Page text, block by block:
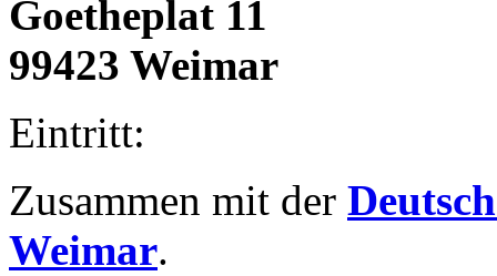
Goetheplat 11
99423 Weimar
Eintritt:
Zusammen mit der
Weimar.